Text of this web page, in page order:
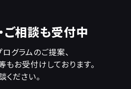
ご相談も受付中
グラムのご提案、
お受付けしております。
ださい。